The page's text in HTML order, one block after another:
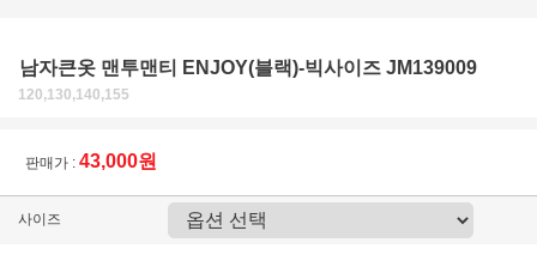
남자큰옷 맨투맨티 ENJOY(블랙)-빅사이즈 JM139009
120,130,140,155
판매가 : 43,000원
사이즈